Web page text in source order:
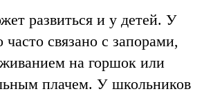
развиться и у детей. У
связано с запорами,
на горшок или
плачем. У школьников